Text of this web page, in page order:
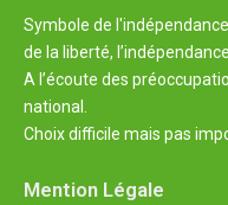
Symbole de
de la liberté,
A l’écoute des
national.
Choix difficile mais pas
Mention Légale